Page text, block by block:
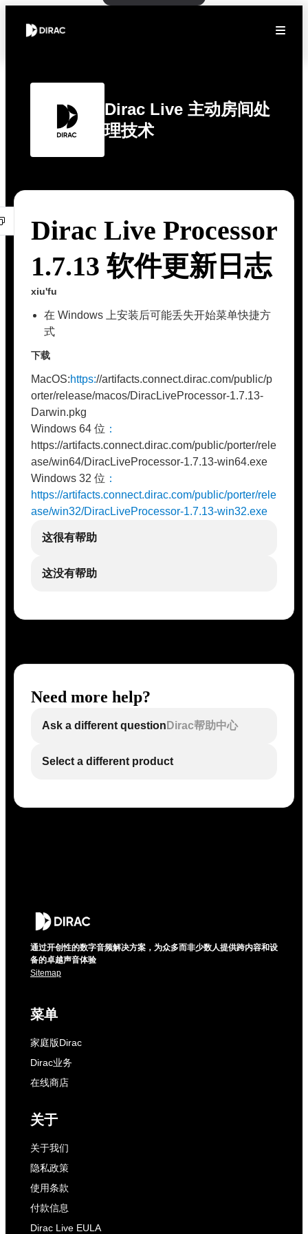
Dirac Live 主动房间处
理技术
Dirac Live Processor
1.7.13 软件更新日志
xiu'fu
在 Windows 上安装后可能丢失开始菜单快捷方
式
下载
MacOS:https://artifacts.connect.dirac.com/public/p
orter/release/macos/DiracLiveProcessor-1.7.13-
Darwin.pkg
Windows 64 位 ：
https://artifacts.connect.dirac.com/public/porter/rele
ase/win64/DiracLiveProcessor-1.7.13-win64.exe
Windows 32 位 ：
https://artifacts.connect.dirac.com/public/porter/rele
ase/win32/DiracLiveProcessor-1.7.13-win32.exe
这很有帮助
这没有帮助
Need more help?
Ask a different question Dirac帮助中心
Select a different product
通过开创性的数字音频解决方案，为众多而非少数人提供跨内容和设
备的卓越声音体验
Sitemap
菜单
家庭版Dirac
Dirac业务
在线商店
关于
关于我们
隐私政策
使用条款
付款信息
Dirac Live EULA